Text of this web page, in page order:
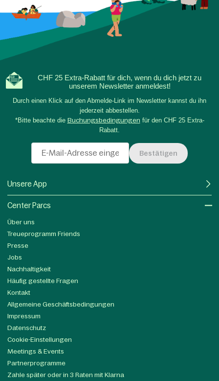
CHF 25 Extra-Rabatt für dich, wenn du dich jetzt zu
unserem Newsletter anmeldest!
Durch einen Klick auf den Abmelde-Link im Newsletter kannst du ihn
jederzeit abbestellen.
*Bitte beachte die Buchungsbedingungen für den CHF 25 Extra-
Rabatt.
Bestätigen
Unsere App
Center Parcs
Über uns
Treueprogramm Friends
Presse
Jobs
Nachhaltigkeit
Häufig gestellte Fragen
Kontakt
Allgemeine Geschäftsbedingungen
Impressum
Datenschutz
Cookie-Einstellungen
Meetings & Events
Partnerprogramme
Zahle später oder in 3 Raten mit Klarna